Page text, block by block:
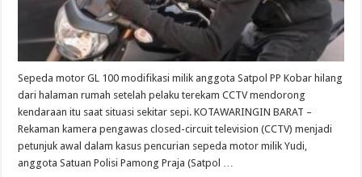
Sepeda motor GL 100 modifikasi milik anggota Satpol PP Kobar hilang
dari halaman rumah setelah pelaku terekam CCTV mendorong
kendaraan itu saat situasi sekitar sepi. KOTAWARINGIN BARAT –
Rekaman kamera pengawas closed-circuit television (CCTV) menjadi
petunjuk awal dalam kasus pencurian sepeda motor milik Yudi,
anggota Satuan Polisi Pamong Praja (Satpol …